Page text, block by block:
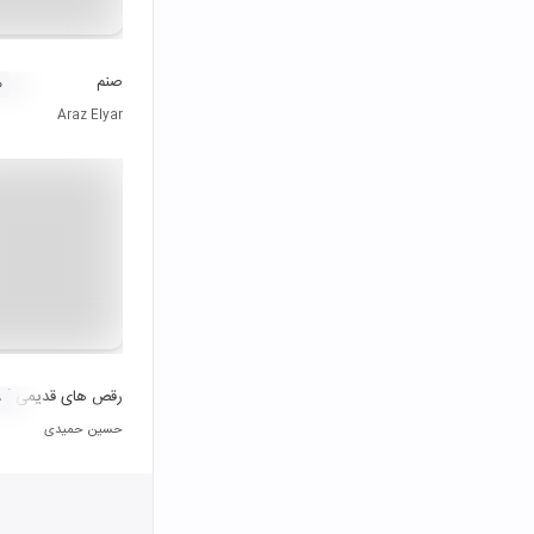
صنم
Araz Elyar
رقص های قدیمی
حسین حمیدی